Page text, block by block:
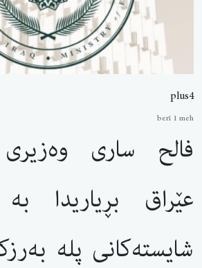
plus4
berî 1 meh
فالح ساری وەزیری
عێراق بڕیاریدا
شایستەکانی پلە